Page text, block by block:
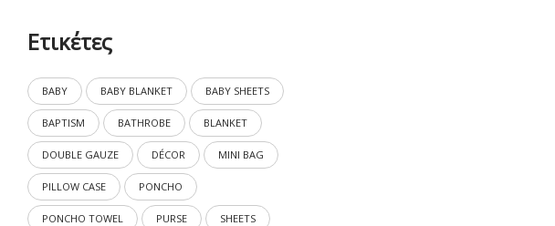
Ετικέτες
BABY BABY BLANKET BABY SHEETS
BAPTISM BATHROBE BLANKET
DOUBLE GAUZE DÉCOR MINI BAG
PILLOW CASE PONCHO
PONCHO TOWEL PURSE SHEETS